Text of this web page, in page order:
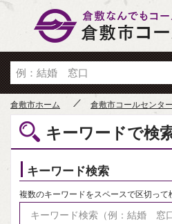
倉敷市ホーム 倉敷市コールセンター
キーワードで検
キーワード検索
複数のキーワードをスペースで区切って